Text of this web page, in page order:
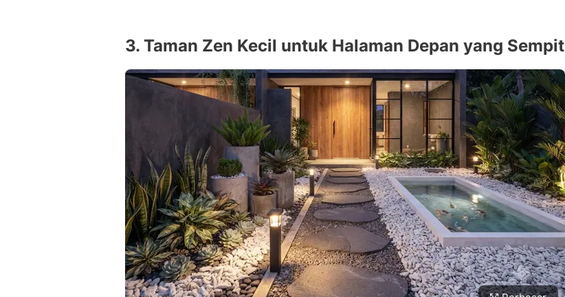
3. Taman Zen Kecil untuk Halaman Depan yang Sempit